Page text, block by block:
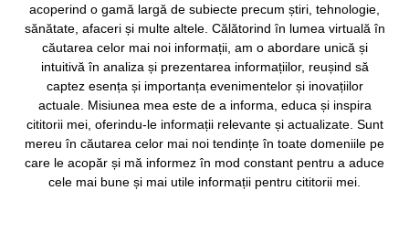
acoperind o gamă largă de subiecte precum știri, tehnologie,
sănătate, afaceri și multe altele. Călătorind în lumea virtuală în
căutarea celor mai noi informații, am o abordare unică și
intuitivă în analiza și prezentarea informațiilor, reușind să
captez esența și importanța evenimentelor și inovațiilor
actuale. Misiunea mea este de a informa, educa și inspira
cititorii mei, oferindu-le informații relevante și actualizate. Sunt
mereu în căutarea celor mai noi tendințe în toate domeniile pe
care le acopăr și mă informez în mod constant pentru a aduce
cele mai bune și mai utile informații pentru cititorii mei.